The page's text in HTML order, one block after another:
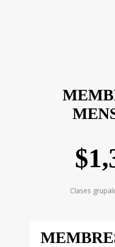
Clases